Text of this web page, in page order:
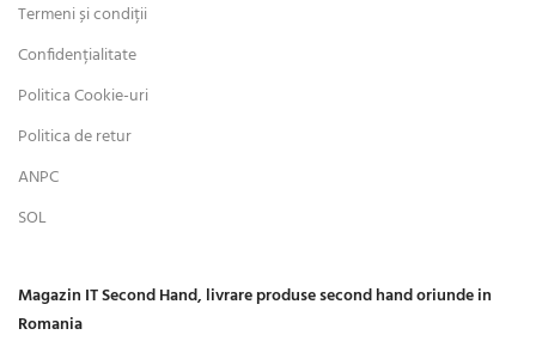
Termeni și condiții
Confidențialitate
Politica Cookie-uri
Politica de retur
ANPC
SOL
Magazin IT Second Hand, livrare produse second hand oriunde in
Romania